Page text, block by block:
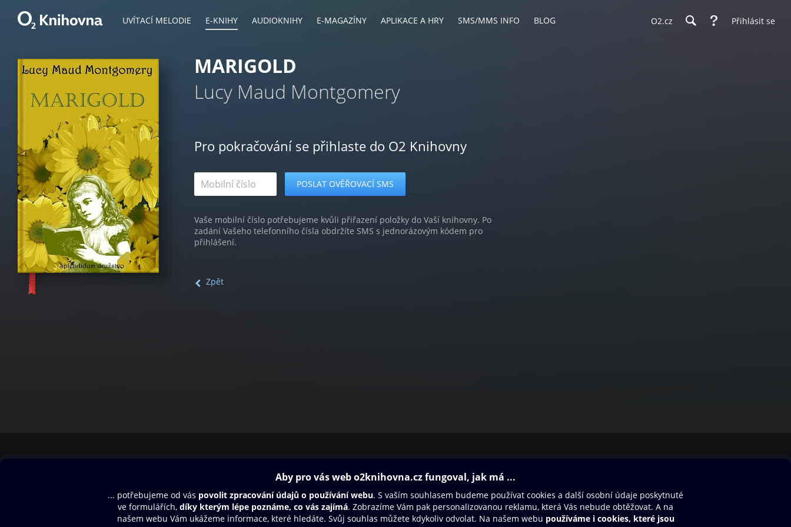
UVÍTACÍ MELODIE E-KNIHY AUDIOKNIHY E-MAGAZÍNY APLIKACE A HRY SMS/MMS INFO BLOG O2.cz Přihlásit se
MARIGOLD
Lucy Maud Montgomery
Pro pokračování se přihlaste do O2 Knihovny
Vaše mobilní číslo potřebujeme kvůli přiřazení položky do Vaší knihovny. Po
zadání Vašeho telefonního čísla obdržíte SMS s jednorázovým kódem pro
přihlášení.
Zpět
Aplikace a hry
SMS/MMS Info
Blog
Dárkový poukaz
Nápověda
Oneplay Originály
Sport